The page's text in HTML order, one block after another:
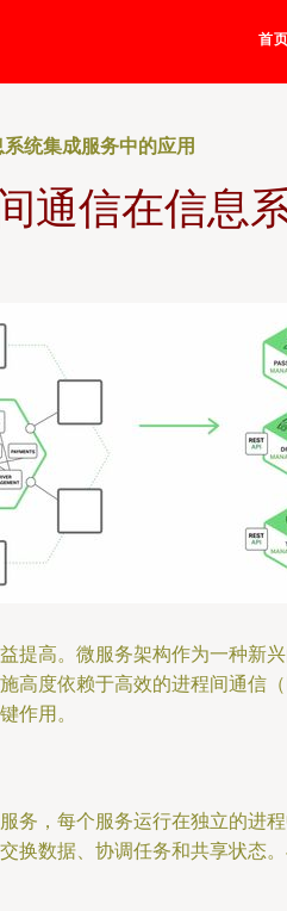
首页
统集成服务中的应用
通信在信息
提高。微服务架构作为一种新
高度依赖于高效的进程间通信
作用。
务，每个服务运行在独立的进
换数据、协调任务和共享状态